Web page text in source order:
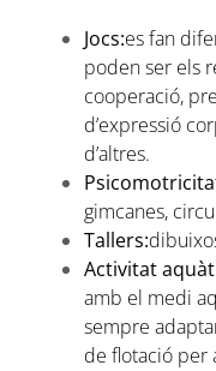
Jocs:es fan
poden ser els
cooperació,
d’expressió
d’altres.
gimcanes,
Tallers:
Activitat
amb el medi
sempre
de flotació per